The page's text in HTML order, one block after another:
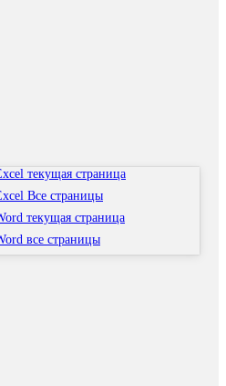
текущая страница
Все страницы
текущая страница
все страницы